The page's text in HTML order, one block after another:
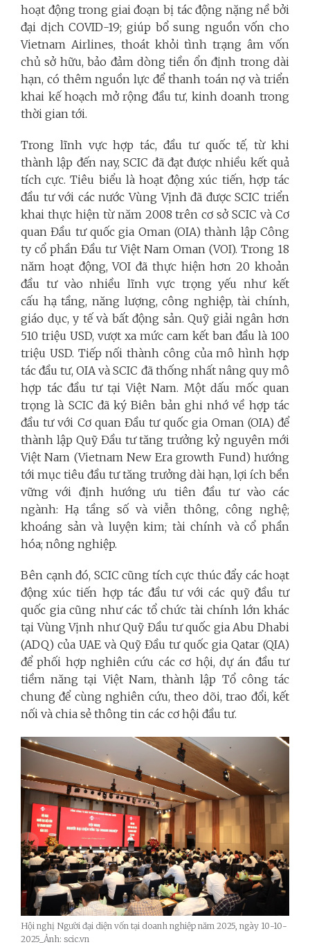
hoạt động trong giai đoạn bị tác động nặng nề bởi
đại dịch COVID-19; giúp bổ sung nguồn vốn cho
Vietnam Airlines, thoát khỏi tình trạng âm vốn
chủ sở hữu, bảo đảm dòng tiền ổn định trong dài
hạn, có thêm nguồn lực để thanh toán nợ và triển
khai kế hoạch mở rộng đầu tư, kinh doanh trong
thời gian tới.
Trong lĩnh vực hợp tác, đầu tư quốc tế, từ khi
thành lập đến nay, SCIC đã đạt được nhiều kết quả
tích cực. Tiêu biểu là hoạt động xúc tiến, hợp tác
đầu tư với các nước Vùng Vịnh đã được SCIC triển
khai thực hiện từ năm 2008 trên cơ sở SCIC và Cơ
quan Đầu tư quốc gia Oman (OIA) thành lập Công
ty cổ phần Đầu tư Việt Nam Oman (VOI). Trong 18
năm hoạt động, VOI đã thực hiện hơn 20 khoản
đầu tư vào nhiều lĩnh vực trọng yếu như kết
cấu hạ tầng, năng lượng, công nghiệp, tài chính,
giáo dục, y tế và bất động sản. Quỹ giải ngân hơn
510 triệu USD, vượt xa mức cam kết ban đầu là 100
triệu USD. Tiếp nối thành công của mô hình hợp
tác đầu tư, OIA và SCIC đã thống nhất nâng quy mô
hợp tác đầu tư tại Việt Nam. Một dấu mốc quan
trọng là SCIC đã ký Biên bản ghi nhớ về hợp tác
đầu tư với Cơ quan Đầu tư quốc gia Oman (OIA) để
thành lập Quỹ Đầu tư tăng trưởng kỷ nguyên mới
Việt Nam (Vietnam New Era growth Fund) hướng
tới mục tiêu đầu tư tăng trưởng dài hạn, lợi ích bền
vững với định hướng ưu tiên đầu tư vào các
ngành: Hạ tầng số và viễn thông, công nghệ;
khoáng sản và luyện kim; tài chính và cổ phần
hóa; nông nghiệp.
Bên cạnh đó, SCIC cũng tích cực thúc đẩy các hoạt
động xúc tiến hợp tác đầu tư với các quỹ đầu tư
quốc gia cũng như các tổ chức tài chính lớn khác
tại Vùng Vịnh như Quỹ Đầu tư quốc gia Abu Dhabi
(ADQ) của UAE và Quỹ Đầu tư quốc gia Qatar (QIA)
để phối hợp nghiên cứu các cơ hội, dự án đầu tư
tiềm năng tại Việt Nam, thành lập Tổ công tác
chung để cùng nghiên cứu, theo dõi, trao đổi, kết
nối và chia sẻ thông tin các cơ hội đầu tư.
Hội nghị Người đại diện vốn tại doanh nghiệp năm 2025, ngày 10-10-
2025_Ảnh: scic.vn